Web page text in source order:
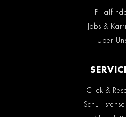
Jobs &
Über
Click &